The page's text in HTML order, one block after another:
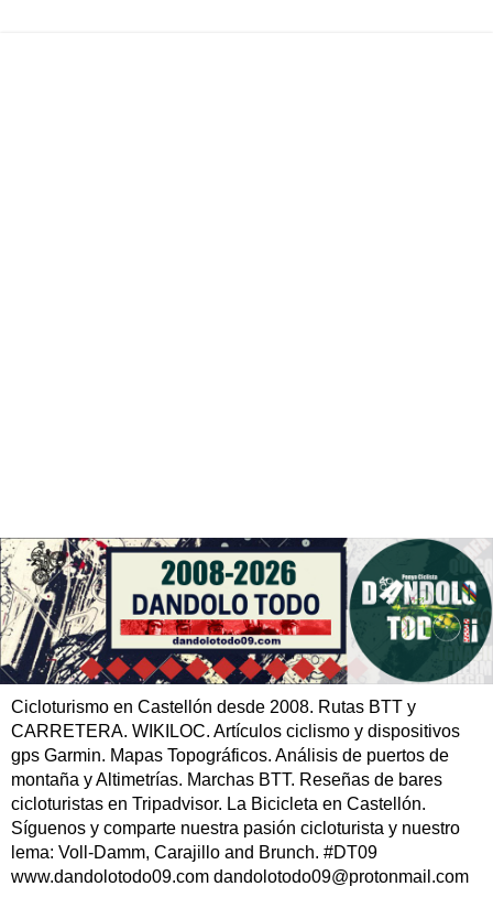
Cicloturismo en Castellón desde 2008. Rutas BTT y
CARRETERA. WIKILOC. Artículos ciclismo y dispositivos
gps Garmin. Mapas Topográficos. Análisis de puertos de
montaña y Altimetrías. Marchas BTT. Reseñas de bares
cicloturistas en Tripadvisor. La Bicicleta en Castellón.
Síguenos y comparte nuestra pasión cicloturista y nuestro
lema: Voll-Damm, Carajillo and Brunch. #DT09
www.dandolotodo09.com dandolotodo09@protonmail.com